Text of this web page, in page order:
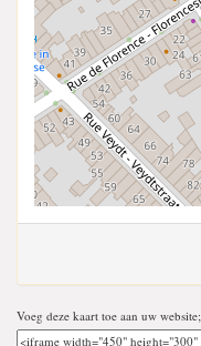
Voeg deze kaart toe aan uw website;